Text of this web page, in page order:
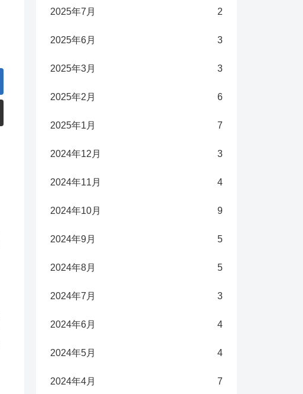
2025年7月 2
2025年6月 3
2025年3月 3
2025年2月 6
2025年1月 7
2024年12月 3
2024年11月 4
2024年10月 9
2024年9月 5
2024年8月 5
2024年7月 3
2024年6月 4
2024年5月 4
2024年4月 7